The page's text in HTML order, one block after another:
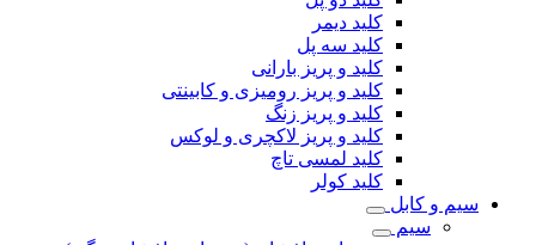
کلید دیمر
کلید سه پل
کلید و پریز بارانی
کلید و پریز رومیزی و کابینتی
کلید و پریز زنگ
کلید و پریز لاکچری و لوکس
کلید لمسی تاچ
کلید کولر
سیم و کابل
سیم